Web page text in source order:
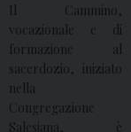
Il Cammino,
vocazionale e di
formazione al
sacerdozio, iniziato
nella
Congregazione
Salesiana, è